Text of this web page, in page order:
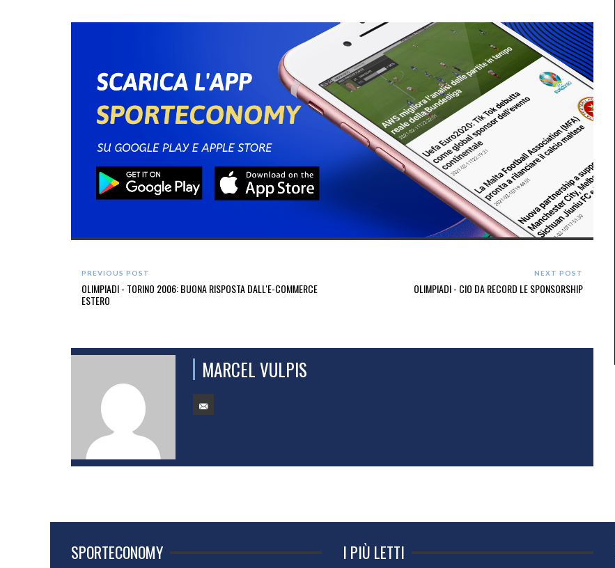
PREVIOUS POST
OLIMPIADI - TORINO 2006: BUONA RISPOSTA DALL'E-COMMERCE
ESTERO
NEXT POST
OLIMPIADI - CIO DA RECORD LE SPONSORSHIP
MARCEL VULPIS
SPORTECONOMY I PIÙ LETTI